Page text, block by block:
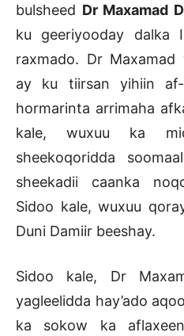
bulsheed Dr Maxamad
ku geeriyooday dalka
raxmado. Dr
ay ku tiirsan yihiin af-
hormarinta arrimaha
kale, wuxuu ka
sheekoqoridda
sheekadii caanka
Sidoo kale, wuxuu
Duni Damiir beeshay.
Sidoo kale, Dr
yagleelidda hay’ado
ka sokow ka